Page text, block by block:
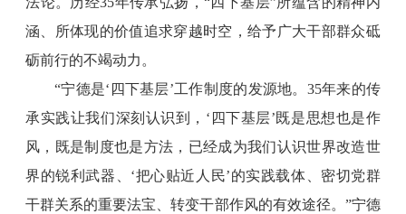
涵、所体现的价值追求穿越时空，给予广大干部群众砥
砺前行的不竭动力。
“宁德是‘四下基层’工作制度的发源地。35年来的传
承实践让我们深刻认识到，‘四下基层’既是思想也是作
风，既是制度也是方法，已经成为我们认识世界改造世
界的锐利武器、‘把心贴近人民’的实践载体、密切党群
干群关系的重要法宝、转变干部作风的有效途径。”宁德